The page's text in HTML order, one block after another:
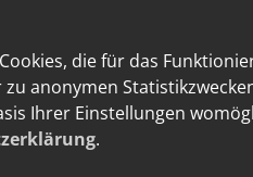
die für das
anonymen
Ihrer Einstellungen
.